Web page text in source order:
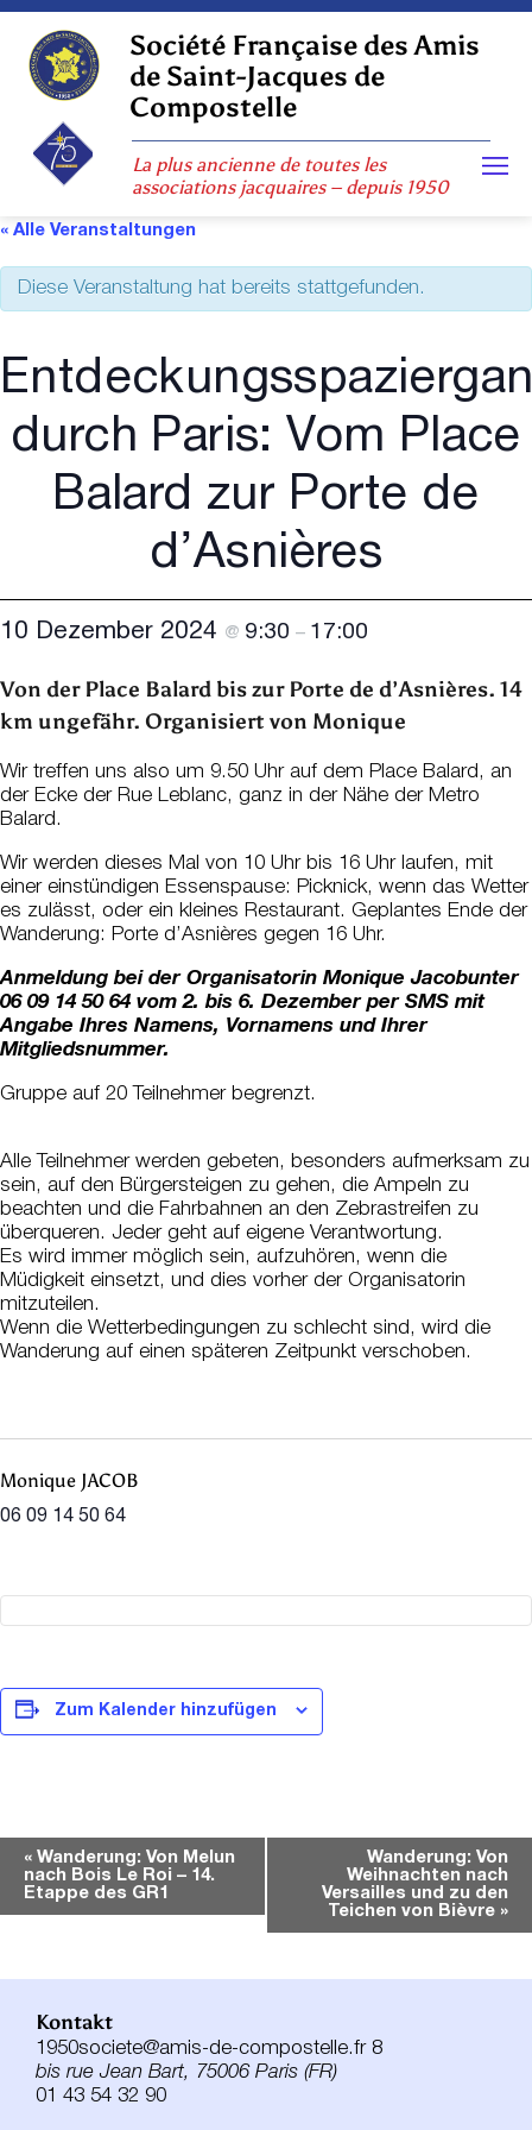
Skip
content
Société Française des Amis
de Saint-Jacques de
Compostelle
La plus ancienne de toutes les
associations jacquaires – depuis 1950
« Alle Veranstaltungen
Diese Veranstaltung hat bereits stattgefunden.
durch Paris: Vom Place
Balard zur Porte de
d’Asnières
10 Dezember 2024 @ 9:30 – 17:00
Von der Place Balard bis zur Porte de d’Asnières. 14
km ungefähr. Organisiert von Monique
Wir treffen uns also um 9.50 Uhr auf dem Place Balard, an
der Ecke der Rue Leblanc, ganz in der Nähe der Metro
Balard.
Wir werden dieses Mal von 10 Uhr bis 16 Uhr laufen, mit
einer einstündigen Essenspause: Picknick, wenn das Wetter
es zulässt, oder ein kleines Restaurant. Geplantes Ende der
Wanderung: Porte d’Asnières gegen 16 Uhr.
Anmeldung bei der Organisatorin Monique Jacobunter
06 09 14 50 64 vom 2. bis 6. Dezember per SMS mit
Angabe Ihres Namens, Vornamens und Ihrer
Mitgliedsnummer.
Gruppe auf 20 Teilnehmer begrenzt.
Alle Teilnehmer werden gebeten, besonders aufmerksam zu
sein, auf den Bürgersteigen zu gehen, die Ampeln zu
beachten und die Fahrbahnen an den Zebrastreifen zu
überqueren. Jeder geht auf eigene Verantwortung.
Es wird immer möglich sein, aufzuhören, wenn die
Müdigkeit einsetzt, und dies vorher der Organisatorin
mitzuteilen.
Wenn die Wetterbedingungen zu schlecht sind, wird die
Wanderung auf einen späteren Zeitpunkt verschoben.
Monique JACOB
06 09 14 50 64
Zum Kalender hinzufügen
Veranstaltung-
Navigation
« Wanderung: Von Melun
nach Bois Le Roi – 14.
Etappe des GR1
Wanderung: Von
Weihnachten nach
Versailles und zu den
Teichen von Bièvre »
Kontakt
1950societe@amis-de-compostelle.fr 8
bis rue Jean Bart, 75006 Paris (FR)
01 43 54 32 90